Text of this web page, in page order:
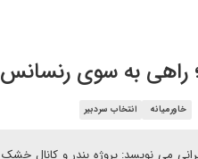
راهی به سوی
خاورمیانه انتخاب سردبیر
می نویسد: پروژه‌ بندر و کانال